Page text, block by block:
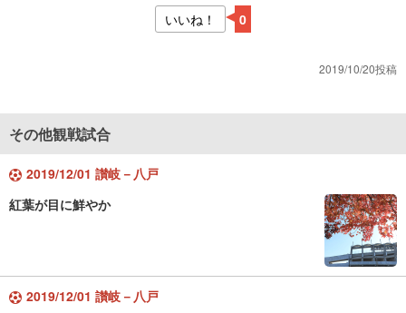
いいね！ 0
2019/10/20投稿
その他観戦試合
2019/12/01 讃岐－八戸
紅葉が目に鮮やか
2019/12/01 讃岐－八戸